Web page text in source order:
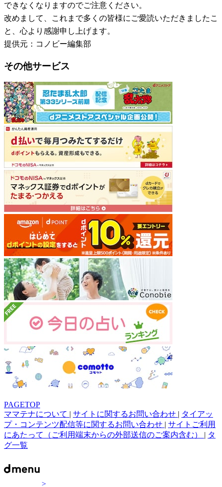
できなくなりますのでご注意ください。
改めまして、これまで多くの皆様にご愛読いただきましたこ
と、心より感謝申し上げます。
提供元：コノビー編集部
その他サービス
PAGETOP
ママテナについて | サイトに関するお問い合わせ | タイアッ
プ・コンテンツ配信等に関するお問い合わせ | サイトご利用
にあたって（ご利用端末からの外部送信のご案内含む） | タ
グ一覧
>